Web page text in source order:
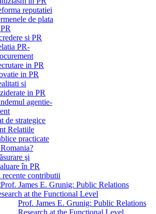
reputatiei
de plata
si PR
PR-
in PR
in PR
si
in PR
agentie-
de strategice
Relatiile
practicate
şi
în PR
recente contributii
Prof. James E. Grunig: Public Relations
Research at the Functional Level